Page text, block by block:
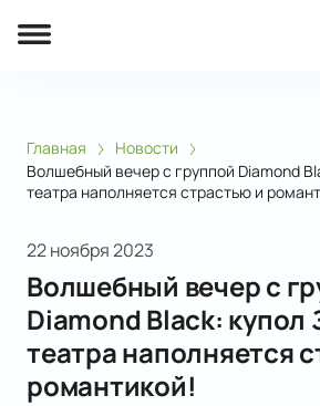
Главная
Новости
Волшебный вечер с группой Diamond
театра наполняется страстью и
22 ноября 2023
Волшебный вечер с
Diamond Black: купол
театра наполняется
романтикой!